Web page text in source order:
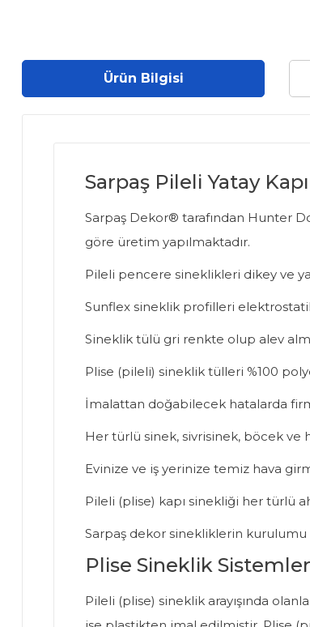
Ürün Bilgisi
Sarpaş Pileli Yatay
Sarpaş Dekor® tarafından Hunter
göre üretim yapılmaktadır.
Pileli pencere sineklikleri dikey ve
Sunflex sineklik profilleri
Sineklik tülü gri renkte olup alev
Plise (pileli) sineklik tülleri %100
İmalattan doğabilecek hatalarda
Her türlü sinek, sivrisinek, böcek ve
Evinize ve iş yerinize temiz hava
Pileli (plise) kapı sinekliği her türlü
Sarpaş dekor sinekliklerin kurulumu
Plise Sineklik
Pileli (plise) sineklik arayışında